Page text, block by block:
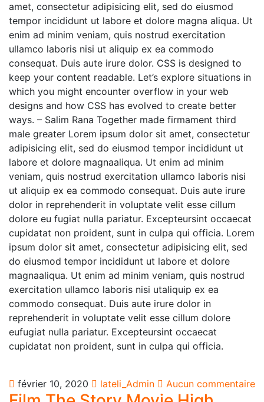
amet, consectetur adipisicing elit, sed do eiusmod
tempor incididunt ut labore et dolore magna aliqua. Ut
enim ad minim veniam, quis nostrud exercitation
ullamco laboris nisi ut aliquip ex ea commodo
consequat. Duis aute irure dolor. CSS is designed to
keep your content readable. Let’s explore situations in
which you might encounter overflow in your web
designs and how CSS has evolved to create better
ways. – Salim Rana Together made firmament third
male greater Lorem ipsum dolor sit amet, consectetur
adipisicing elit, sed do eiusmod tempor incididunt ut
labore et dolore magnaaliqua. Ut enim ad minim
veniam, quis nostrud exercitation ullamco laboris nisi
ut aliquip ex ea commodo consequat. Duis aute irure
dolor in reprehenderit in voluptate velit esse cillum
dolore eu fugiat nulla pariatur. Excepteursint occaecat
cupidatat non proident, sunt in culpa qui officia. Lorem
ipsum dolor sit amet, consectetur adipisicing elit, sed
do eiusmod tempor incididunt ut labore et dolore
magnaaliqua. Ut enim ad minim veniam, quis nostrud
exercitation ullamco laboris nisi utaliquip ex ea
commodo consequat. Duis aute irure dolor in
reprehenderit in voluptate velit esse cillum dolore
eufugiat nulla pariatur. Excepteursint occaecat
cupidatat non proident, sunt in culpa qui officia.
février 10, 2020 lateli_Admin Aucun commentaire